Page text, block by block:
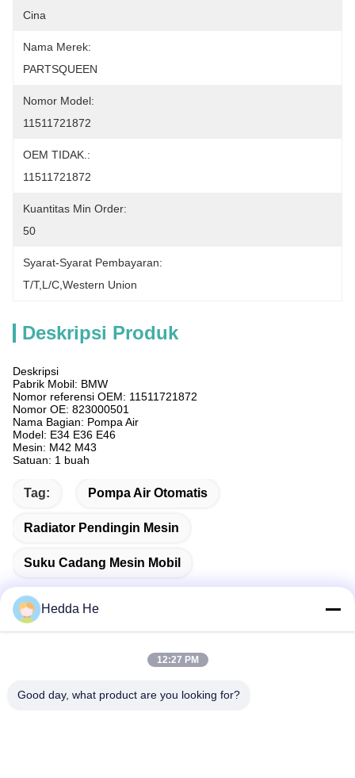
Cina
Nama Merek:
PARTSQUEEN
Nomor Model:
11511721872
OEM TIDAK.:
11511721872
Kuantitas Min Order:
50
Syarat-Syarat Pembayaran:
T/T,L/C,Western Union
Deskripsi Produk
Deskripsi
Pabrik Mobil: BMW
Nomor referensi OEM: 11511721872
Nomor OE: 823000501
Nama Bagian: Pompa Air
Model: E34 E36 E46
Mesin: M42 M43
Satuan: 1 buah
Tag: Pompa Air Otomatis
Radiator Pendingin Mesin
Suku Cadang Mesin Mobil
Alamat
Hedda He
12:27 PM
Good day, what product are you looking for?